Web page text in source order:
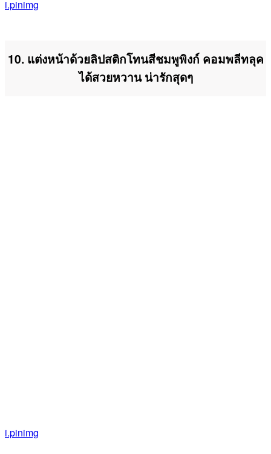
i.pinimg
10. แต่งหน้าด้วยลิปสติกโทนสีชมพูพิงก์ คอมพลีทลุค
ได้สวยหวาน น่ารักสุดๆ
i.pinimg